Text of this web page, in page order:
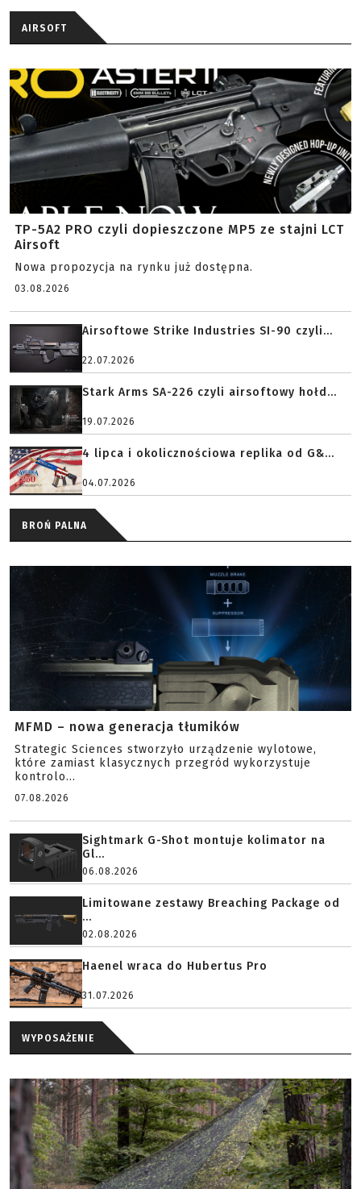
AIRSOFT
TP-5A2 PRO czyli dopieszczone MP5 ze stajni LCT
Airsoft
Nowa propozycja na rynku już dostępna.
03.08.2026
Airsoftowe Strike Industries SI-90 czyli...
22.07.2026
Stark Arms SA-226 czyli airsoftowy hołd...
19.07.2026
4 lipca i okolicznościowa replika od G&...
04.07.2026
BROŃ PALNA
MFMD – nowa generacja tłumików
Strategic Sciences stworzyło urządzenie wylotowe,
które zamiast klasycznych przegród wykorzystuje
kontrolo...
07.08.2026
Sightmark G-Shot montuje kolimator na
Gl...
06.08.2026
Limitowane zestawy Breaching Package od
...
02.08.2026
Haenel wraca do Hubertus Pro
31.07.2026
WYPOSAŻENIE